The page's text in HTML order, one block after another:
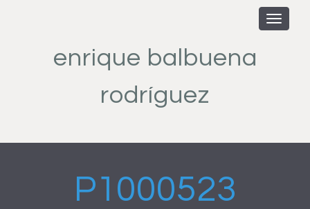
Toggle
enrique balbuena
rodríguez
P1000523